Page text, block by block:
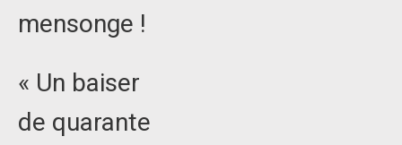
mensonge !
« Un baiser
de quarante